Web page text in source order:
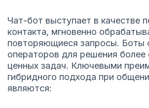
Чат-бот выступает в качестве
контакта, мгновенно
повторяющиеся запросы.
операторов для решения
ценных задач. Ключевыми
гибридного подхода при
являются: